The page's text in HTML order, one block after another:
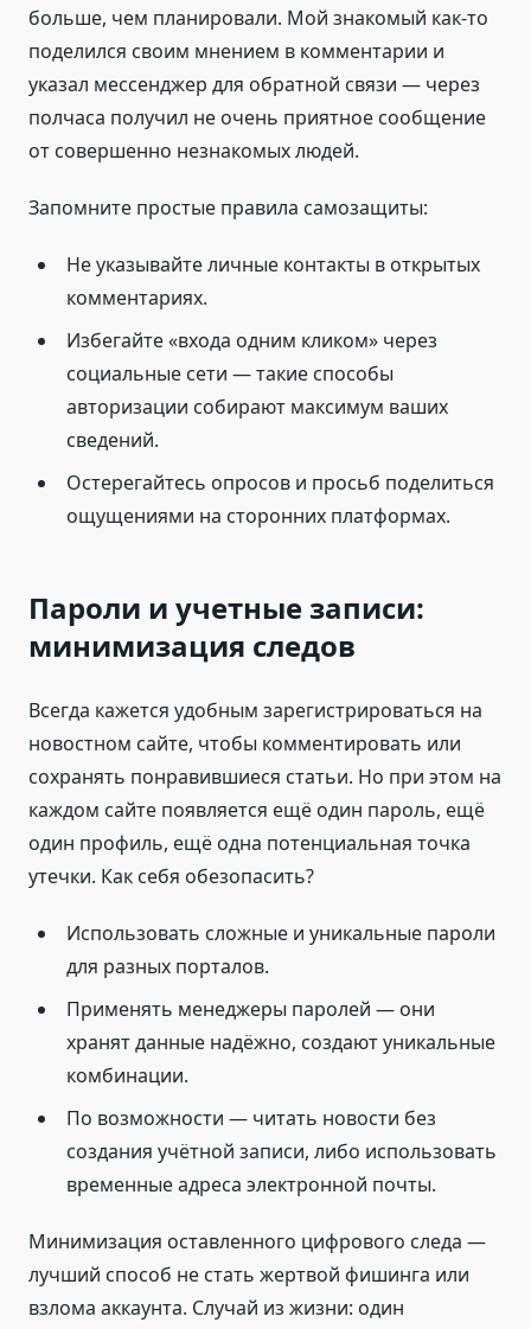
больше, чем планировали. Мой знакомый как-то
поделился своим мнением в комментарии и
указал мессенджер для обратной связи — через
полчаса получил не очень приятное сообщение
от совершенно незнакомых людей.
Запомните простые правила самозащиты:
Не указывайте личные контакты в открытых
комментариях.
Избегайте «входа одним кликом» через
социальные сети — такие способы
авторизации собирают максимум ваших
сведений.
Остерегайтесь опросов и просьб поделиться
ощущениями на сторонних платформах.
Пароли и учетные записи:
минимизация следов
Всегда кажется удобным зарегистрироваться на
новостном сайте, чтобы комментировать или
сохранять понравившиеся статьи. Но при этом на
каждом сайте появляется ещё один пароль, ещё
один профиль, ещё одна потенциальная точка
утечки. Как себя обезопасить?
Использовать сложные и уникальные пароли
для разных порталов.
Применять менеджеры паролей — они
хранят данные надёжно, создают уникальные
комбинации.
По возможности — читать новости без
создания учётной записи, либо использовать
временные адреса электронной почты.
Минимизация оставленного цифрового следа —
лучший способ не стать жертвой фишинга или
взлома аккаунта. Случай из жизни: один